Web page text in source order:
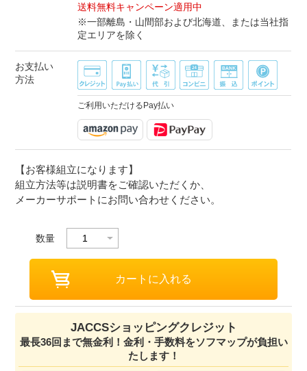
送料無料キャンペーン適用中
※一部離島・山間部および北海道、または当社指
定エリアを除く
お支払い
方法
ご利用いただけるPay払い
【お客様組立になります】
組立方法等は説明書をご確認いただくか、
メーカーサポートにお問い合わせください。
数量
JACCSショッピングクレジット
最長36回まで無金利！金利・手数料をソフマップが負担い
たします！